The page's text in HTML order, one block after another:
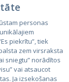
personas
piekrītu”, tiek
zem virsraksta
sniegtu” norādītos
vai atsaucot
Ja izsekošanas